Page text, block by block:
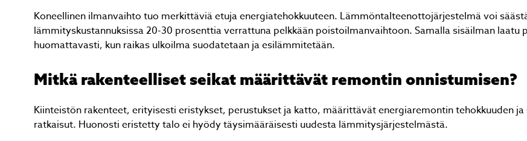
Koneellinen ilmanvaihto tuo merkittäviä etuja energiatehokkuuteen. Lämmöntalteenottojärjestelmä voi
lämmityskustannuksissa 20-30 prosenttia verrattuna pelkkään poistoilmanvaihtoon. Samalla sisäilman laatu
huomattavasti, kun raikas ulkoilma suodatetaan ja esilämmitetään.
Mitkä rakenteelliset seikat määrittävät remontin onnistumisen?
Kiinteistön rakenteet, erityisesti eristykset, perustukset ja katto, määrittävät energiaremontin tehokkuuden
ratkaisut. Huonosti eristetty talo ei hyödy täysimääräisesti uudesta lämmitysjärjestelmästä.